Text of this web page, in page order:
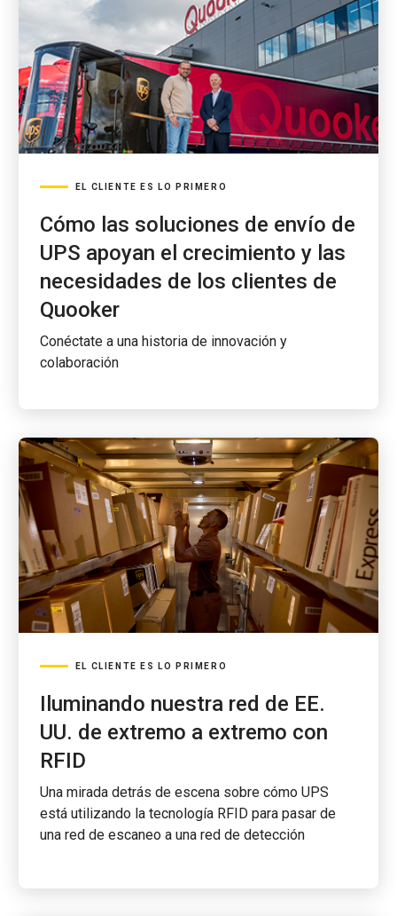
EL CLIENTE ES LO PRIMERO
Cómo las soluciones de envío de
UPS apoyan el crecimiento y las
necesidades de los clientes de
Quooker
Conéctate a una historia de innovación y
colaboración
EL CLIENTE ES LO PRIMERO
Iluminando nuestra red de EE.
UU. de extremo a extremo con
RFID
Una mirada detrás de escena sobre cómo UPS
está utilizando la tecnología RFID para pasar de
una red de escaneo a una red de detección